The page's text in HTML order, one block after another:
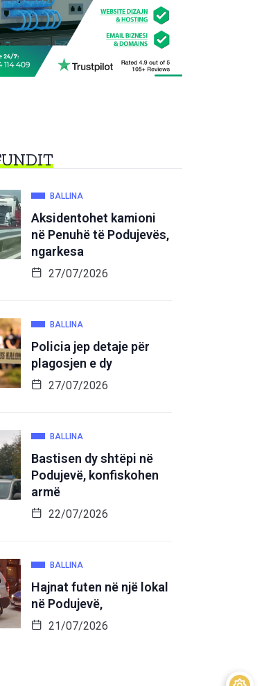
BALLINA
Aksidentohet kamioni
në Penuhë të Podujevës,
ngarkesa
27/07/2026
BALLINA
Policia jep detaje për
plagosjen e dy
27/07/2026
BALLINA
Bastisen dy shtëpi në
Podujevë, konfiskohen
armë
22/07/2026
BALLINA
Hajnat futen në një lokal
në Podujevë,
21/07/2026